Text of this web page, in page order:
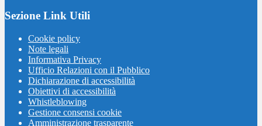
Sezione Link Utili
Cookie policy
Note legali
Informativa Privacy
Ufficio Relazioni con il Pubblico
Dichiarazione di accessibilità
Obiettivi di accessibilità
Whistleblowing
Gestione consensi cookie
Amministrazione trasparente